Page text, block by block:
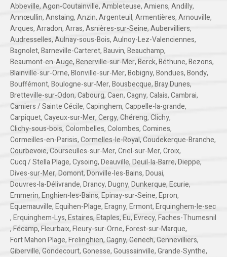
Abbeville,Agon-Coutainville,Ambleteuse,Amiens,Andilly,
Annœullin,Anstaing,Anzin,Argenteuil,Armentières,Arnouville,
Arques,Arradon,Arras,Asnières-sur-Seine,Aubervilliers,
Audresselles,Aulnay-sous-Bois,Aulnoy-Lez-Valenciennes,
Bagnolet,Barneville-Carteret,Bauvin,Beauchamp,
Beaumont-en-Auge,Benerville-sur-Mer,Berck,Béthune,Bezons,
Blainville-sur-Orne,Blonville-sur-Mer,Bobigny,Bondues,Bondy,
Bouffémont,Boulogne-sur-Mer,Bousbecque,Bray Dunes,
Bretteville-sur-Odon,Cabourg,Caen,Cagny,Calais,Cambrai,
Camiers / Sainte Cécile,Capinghem,Cappelle-la-grande,
Carpiquet,Cayeux-sur-Mer,Cergy,Chéreng,Clichy,
Clichy-sous-bois,Colombelles,Colombes,Comines,
Cormeilles-en-Parisis,Cormelles-le-Royal,Coudekerque-Branche,
Courbevoie,Courseulles-sur-Mer,Criel-sur-Mer,Croix,
Cucq / Stella Plage,Cysoing,Deauville,Deuil-la-Barre,Dieppe,
Dives-sur-Mer,Domont,Donville-les-Bains,Douai,
Douvres-la-Délivrande,Drancy,Dugny,Dunkerque,Ecurie,
Emmerin,Enghien-les-Bains,Epinay-sur-Seine,Epron,
Equemauville,Equihen-Plage,Eragny,Ermont,Erquinghem-le-sec
,Erquinghem-Lys,Estaires,Etaples,Eu,Evrecy,Faches-Thumesnil
,Fécamp,Fleurbaix,Fleury-sur-Orne,Forest-sur-Marque,
Fort Mahon Plage,Frelinghien,Gagny,Genech,Gennevilliers,
Giberville,Gondecourt,Gonesse,Goussainville,Grande-Synthe,